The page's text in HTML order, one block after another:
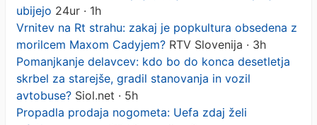
ubijejo 24ur · 1h
Vrnitev na Rt strahu: zakaj je popkultura obsedena z
morilcem Maxom Cadyjem? RTV Slovenija · 3h
Pomanjkanje delavcev: kdo bo do konca desetletja
skrbel za starejše, gradil stanovanja in vozil
avtobuse? Siol.net · 5h
Propadla prodaja nogometa: Uefa zdaj želi